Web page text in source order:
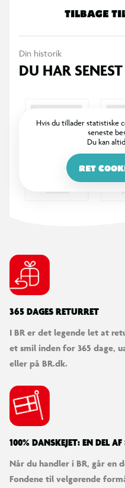
Bluey lampen er den
11 cm høj lampe
Drives af 2 x AAA-
TILBAGE
Din historik
DU HAR
Hvis du tillader statistiske
seneste
Du kan
RET
365 DAGES RETURRET
I BR er det legende let at
et smil inden for 365 dage,
eller på BR.dk.
100% DANSKEJET: EN DEL
Når du handler i BR, går en
Fondene til velgørende